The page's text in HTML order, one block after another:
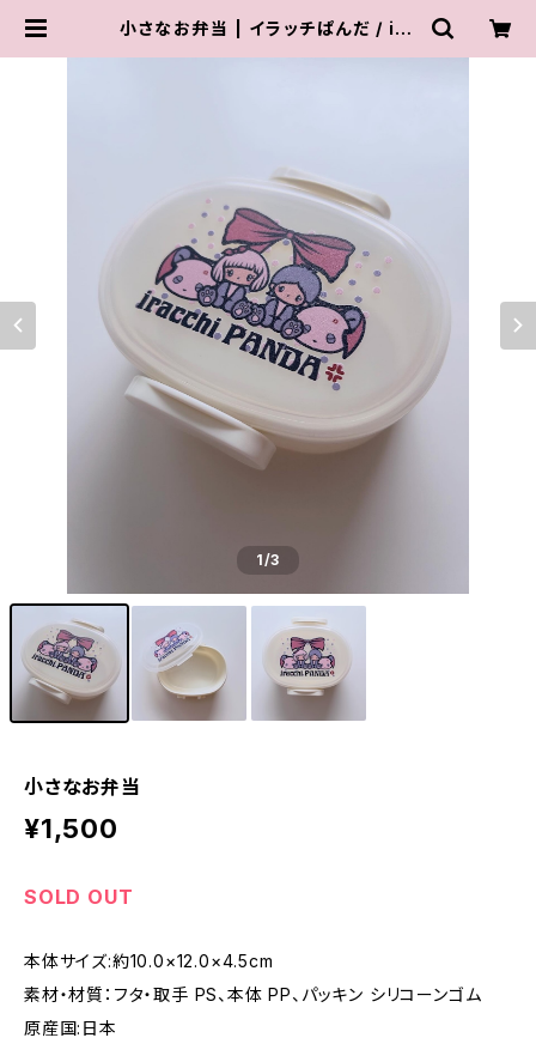
小さなお弁当 | イラッチぱんだ / ira
1/3
小さなお弁当
¥1,500
SOLD OUT
本体サイズ:約10.0×12.0×4.5cm
素材・材質：フタ・取手 PS、本体 PP、パッキン シリコーンゴム
原産国:日本